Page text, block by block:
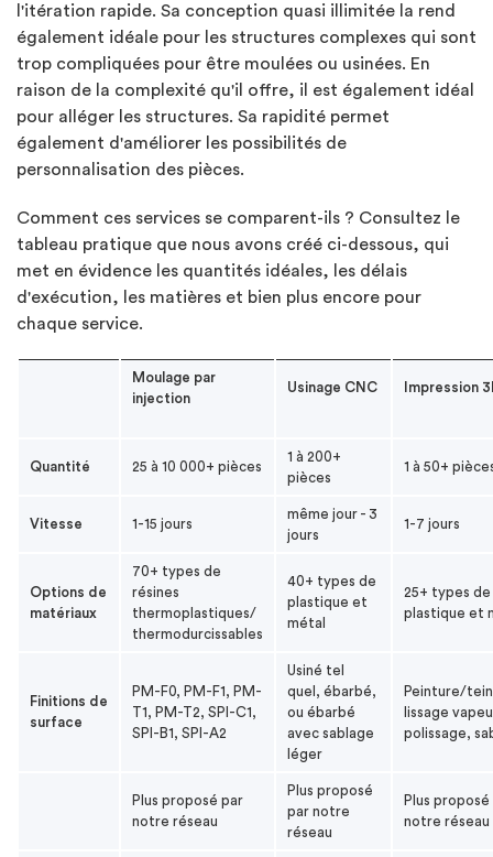
l'itération rapide. Sa conception quasi illimitée la rend
également idéale pour les structures complexes qui sont
trop compliquées pour être moulées ou usinées. En
raison de la complexité qu'il offre, il est également idéal
pour alléger les structures. Sa rapidité permet
également d'améliorer les possibilités de
personnalisation des pièces.
Comment ces services se comparent-ils ? Consultez le
tableau pratique que nous avons créé ci-dessous, qui
met en évidence les quantités idéales, les délais
d'exécution, les matières et bien plus encore pour
chaque service.
Moulage par
injection
Usinage CNC Impression
Quantité 25 à 10 000+ pièces
1 à 200+
pièces
1 à 50+
Vitesse 1-15 jours
même jour - 3
jours
1-7 jours
Options de
matériaux
70+ types de
résines
thermoplastiques/
thermodurcissables
40+ types de
plastique et
métal
25+ types de
plastique et
Finitions de
surface
PM-F0, PM-F1, PM-
T1, PM-T2, SPI-C1,
SPI-B1, SPI-A2
Usiné tel
quel, ébarbé,
ou ébarbé
avec sablage
léger
Peinture/
lissage
polissage,
Plus proposé par
notre réseau
Plus proposé
par notre
réseau
Plus proposé
notre réseau